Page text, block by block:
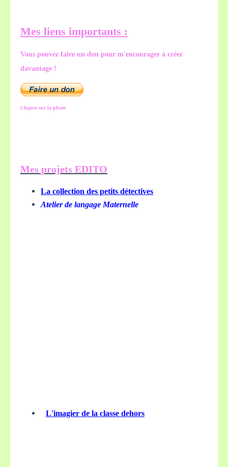
Mes liens importants :
Vous pouvez faire un don pour m'encourager à créer
davantage !
Cliquez sur la photo
Mes projets EDITO
La collection des petits détectives
Atelier de langage Maternelle
L'imagier de la classe dehors